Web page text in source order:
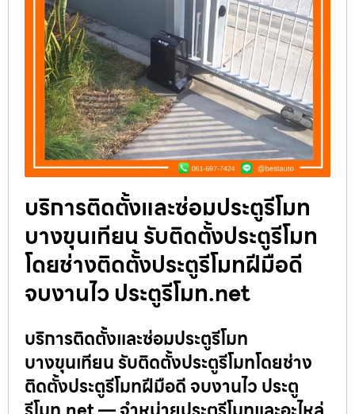
บริการติดตั้งและซ่อมประตูรีโมท
บางขุนเทียน รับติดตั้งประตูรีโมท
โดยช่างติดตั้งประตูรีโมทฝีมือดี
จบงานไว ประตูรีโมท.net
บริการติดตั้งและซ่อมประตูรีโมท
บางขุนเทียน รับติดตั้งประตูรีโมทโดยช่าง
ติดตั้งประตูรีโมทฝีมือดี จบงานไว ประตู